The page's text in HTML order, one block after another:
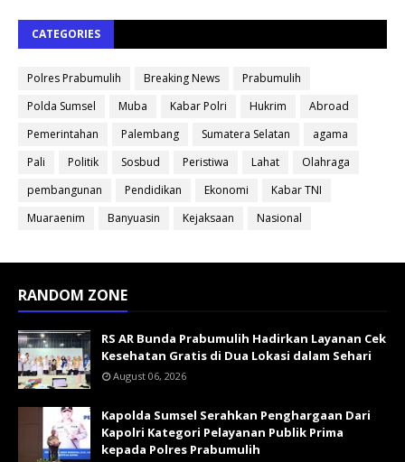
CATEGORIES
Polres Prabumulih Breaking News
Prabumulih
Polda Sumsel
Muba Kabar Polri Hukrim
Abroad
Pemerintahan
Palembang Sumatera Selatan
agama
Pali
Politik Sosbud Peristiwa Lahat
Olahraga
pembangunan
Pendidikan Ekonomi
Kabar TNI
Muaraenim
Banyuasin Kejaksaan Nasional
RANDOM ZONE
RS AR Bunda Prabumulih Hadirkan Layanan Cek
Kesehatan Gratis di Dua Lokasi dalam Sehari
August 06, 2026
Kapolda Sumsel Serahkan Penghargaan Dari
Kapolri Kategori Pelayanan Publik Prima
kepada Polres Prabumulih